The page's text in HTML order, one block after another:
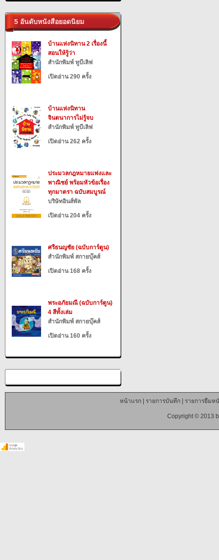
5 อันดับหนังสือยอดนิยม
บ้านแห่งนิทาน 2 เรื่องนี้
สอนให้รู้ว่า
สำนักพิมพ์ ทูบีเลิฟ
เปิดอ่าน 290 ครั้ง
บ้านแห่งนิทาน
จินตนาการไม่รู้จบ
สำนักพิมพ์ ทูบีเลิฟ
เปิดอ่าน 262 ครั้ง
ประมวลกฎหมายแพ่งและ
พาณิชย์ พร้อมหัวข้อเรื่อง
ทุกมาตรา ฉบับสมบูรณ์
บริษัทอินส์พัล
เปิดอ่าน 204 ครั้ง
ศรีธนญชัย (ฉบับการ์ตูน)
สำนักพิมพ์ สกายบุ๊คส์
เปิดอ่าน 168 ครั้ง
พระอภัยมณี (ฉบับการ์ตูน)
4 สีทั้งเล่ม
สำนักพิมพ์ สกายบุ๊คส์
เปิดอ่าน 160 ครั้ง
หน้าแรก| รายการบันทึก| รายการยืมห
Copyright © 2013